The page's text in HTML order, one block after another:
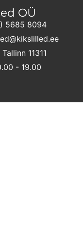
OÜ
5685 8094
11311
- 19.00